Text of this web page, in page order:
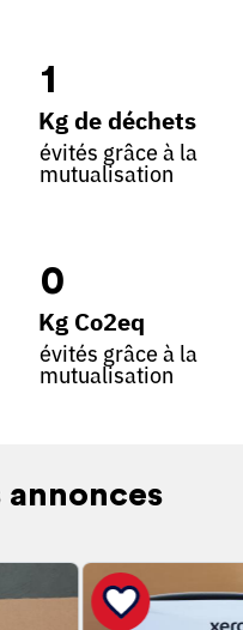
1
Kg de déchets
évités grâce à la
mutualisation
0
Kg Co2eq
évités grâce à la
mutualisation
annonces